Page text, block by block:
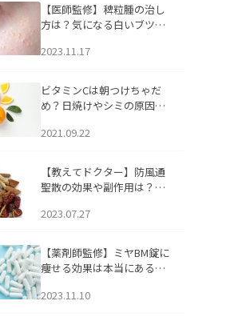
【医師監修】稗粒腫の治し
方は？気になる白いブツブ
アについて
2023.11.17
ビタミンCは朝つけちゃだ
め？日焼けやシミの原因に
2021.09.22
【教えてドクター】防風通
聖散の効果や副作用は？長
2023.07.27
【薬剤師監修】ミヤBM錠に
痩せる効果は本当にある
2023.11.10